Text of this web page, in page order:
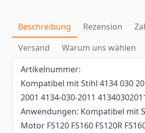
Beschreibung Rezension
Versand
Warum uns wählen
Artikelnummer:
Kompatibel mit Stihl 4134 030
2001 4134-030-2011
Anwendungen: Kompatibel mit
Motor FS120 FS160 FS120R